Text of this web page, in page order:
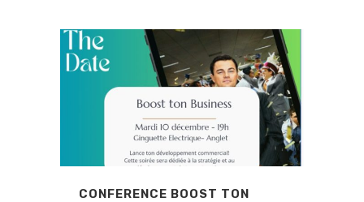
CONFERENCE BOOST TON